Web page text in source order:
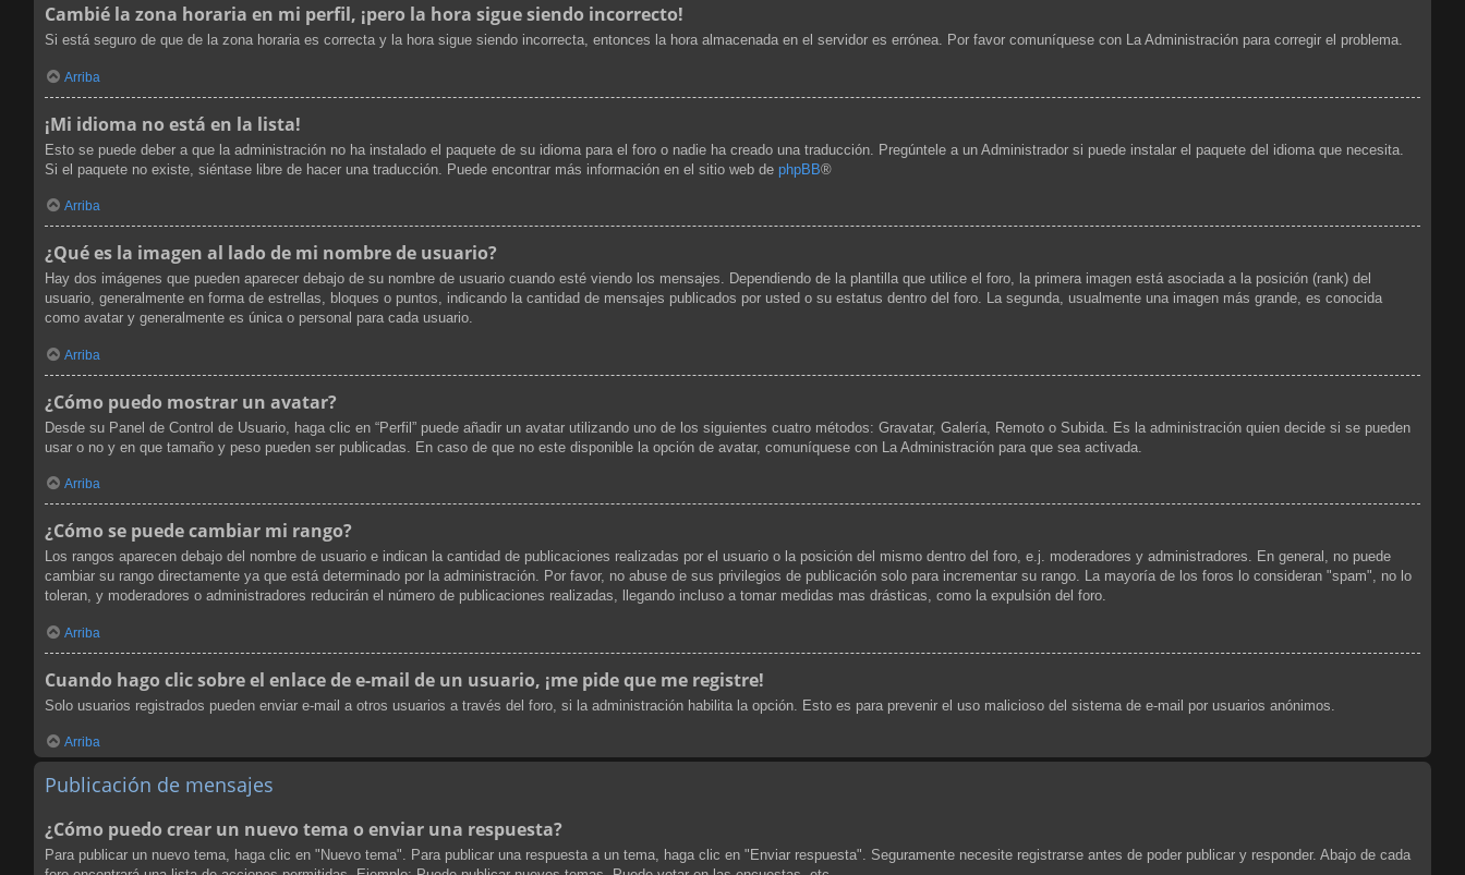
Cambié la zona horaria en mi perfil, ¡pero la hora sigue siendo incorrecto!
Si está seguro de que de la zona horaria es correcta y la hora sigue siendo incorrecta, entonces la hora almacenada en el servidor es errónea. Por favor comuníquese con La Administración para corregir el problema.
Arriba
¡Mi idioma no está en la lista!
Esto se puede deber a que la administración no ha instalado el paquete de su idioma para el foro o nadie ha creado una traducción. Pregúntele a un Administrador si puede instalar el paquete del idioma que necesita.
Si el paquete no existe, siéntase libre de hacer una traducción. Puede encontrar más información en el sitio web de phpBB®
Arriba
¿Qué es la imagen al lado de mi nombre de usuario?
Hay dos imágenes que pueden aparecer debajo de su nombre de usuario cuando esté viendo los mensajes. Dependiendo de la plantilla que utilice el foro, la primera imagen está asociada a la posición (rank) del
usuario, generalmente en forma de estrellas, bloques o puntos, indicando la cantidad de mensajes publicados por usted o su estatus dentro del foro. La segunda, usualmente una imagen más grande, es conocida
como avatar y generalmente es única o personal para cada usuario.
Arriba
¿Cómo puedo mostrar un avatar?
Desde su Panel de Control de Usuario, haga clic en “Perfil” puede añadir un avatar utilizando uno de los siguientes cuatro métodos: Gravatar, Galería, Remoto o Subida. Es la administración quien decide si se pueden
usar o no y en que tamaño y peso pueden ser publicadas. En caso de que no este disponible la opción de avatar, comuníquese con La Administración para que sea activada.
Arriba
¿Cómo se puede cambiar mi rango?
Los rangos aparecen debajo del nombre de usuario e indican la cantidad de publicaciones realizadas por el usuario o la posición del mismo dentro del foro, e.j. moderadores y administradores. En general, no puede
cambiar su rango directamente ya que está determinado por la administración. Por favor, no abuse de sus privilegios de publicación solo para incrementar su rango. La mayoría de los foros lo consideran "spam", no lo
toleran, y moderadores o administradores reducirán el número de publicaciones realizadas, llegando incluso a tomar medidas mas drásticas, como la expulsión del foro.
Arriba
Cuando hago clic sobre el enlace de e-mail de un usuario, ¡me pide que me registre!
Solo usuarios registrados pueden enviar e-mail a otros usuarios a través del foro, si la administración habilita la opción. Esto es para prevenir el uso malicioso del sistema de e-mail por usuarios anónimos.
Arriba
Publicación de mensajes
¿Cómo puedo crear un nuevo tema o enviar una respuesta?
Para publicar un nuevo tema, haga clic en "Nuevo tema". Para publicar una respuesta a un tema, haga clic en "Enviar respuesta". Seguramente necesite registrarse antes de poder publicar y responder. Abajo de cada